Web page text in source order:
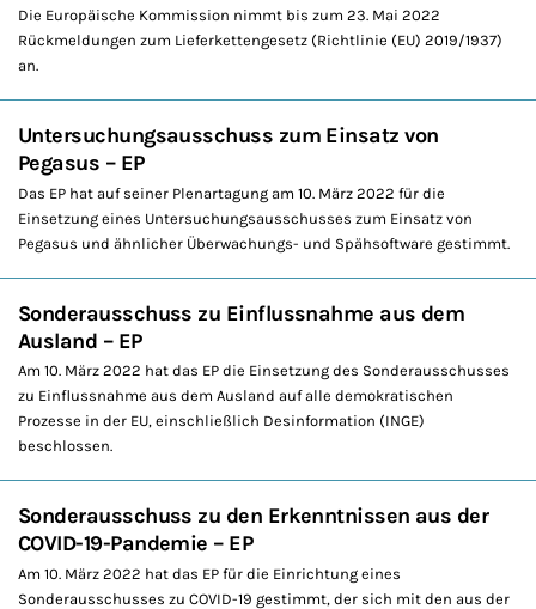
Die Europäische Kommission nimmt bis zum 23. Mai 2022
Rückmeldungen zum Lieferkettengesetz (Richtlinie (EU) 2019/1937)
an.
Untersuchungsausschuss zum Einsatz von
Pegasus – EP
Das EP hat auf seiner Plenartagung am 10. März 2022 für die
Einsetzung eines Untersuchungsausschusses zum Einsatz von
Pegasus und ähnlicher Überwachungs- und Spähsoftware gestimmt.
Sonderausschuss zu Einflussnahme aus dem
Ausland – EP
Am 10. März 2022 hat das EP die Einsetzung des Sonderausschusses
zu Einflussnahme aus dem Ausland auf alle demokratischen
Prozesse in der EU, einschließlich Desinformation (INGE)
beschlossen.
Sonderausschuss zu den Erkenntnissen aus der
COVID-19-Pandemie – EP
Am 10. März 2022 hat das EP für die Einrichtung eines
Sonderausschusses zu COVID-19 gestimmt, der sich mit den aus der